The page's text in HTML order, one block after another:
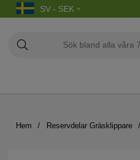
SV - SEK
Hem Reservdelar Gräsklippare